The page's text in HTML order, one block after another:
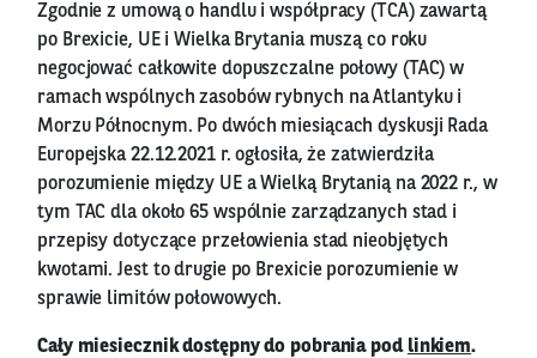
Zgodnie z umową o handlu i współpracy (TCA) zawartą
po Brexicie, UE i Wielka Brytania muszą co roku
negocjować całkowite dopuszczalne połowy (TAC) w
ramach wspólnych zasobów rybnych na Atlantyku i
Morzu Północnym. Po dwóch miesiącach dyskusji Rada
Europejska 22.12.2021 r. ogłosiła, że zatwierdziła
porozumienie między UE a Wielką Brytanią na 2022 r., w
tym TAC dla około 65 wspólnie zarządzanych stad i
przepisy dotyczące przełowienia stad nieobjętych
kwotami. Jest to drugie po Brexicie porozumienie w
sprawie limitów połowowych.
Cały miesiecznik dostępny do pobrania pod linkiem.